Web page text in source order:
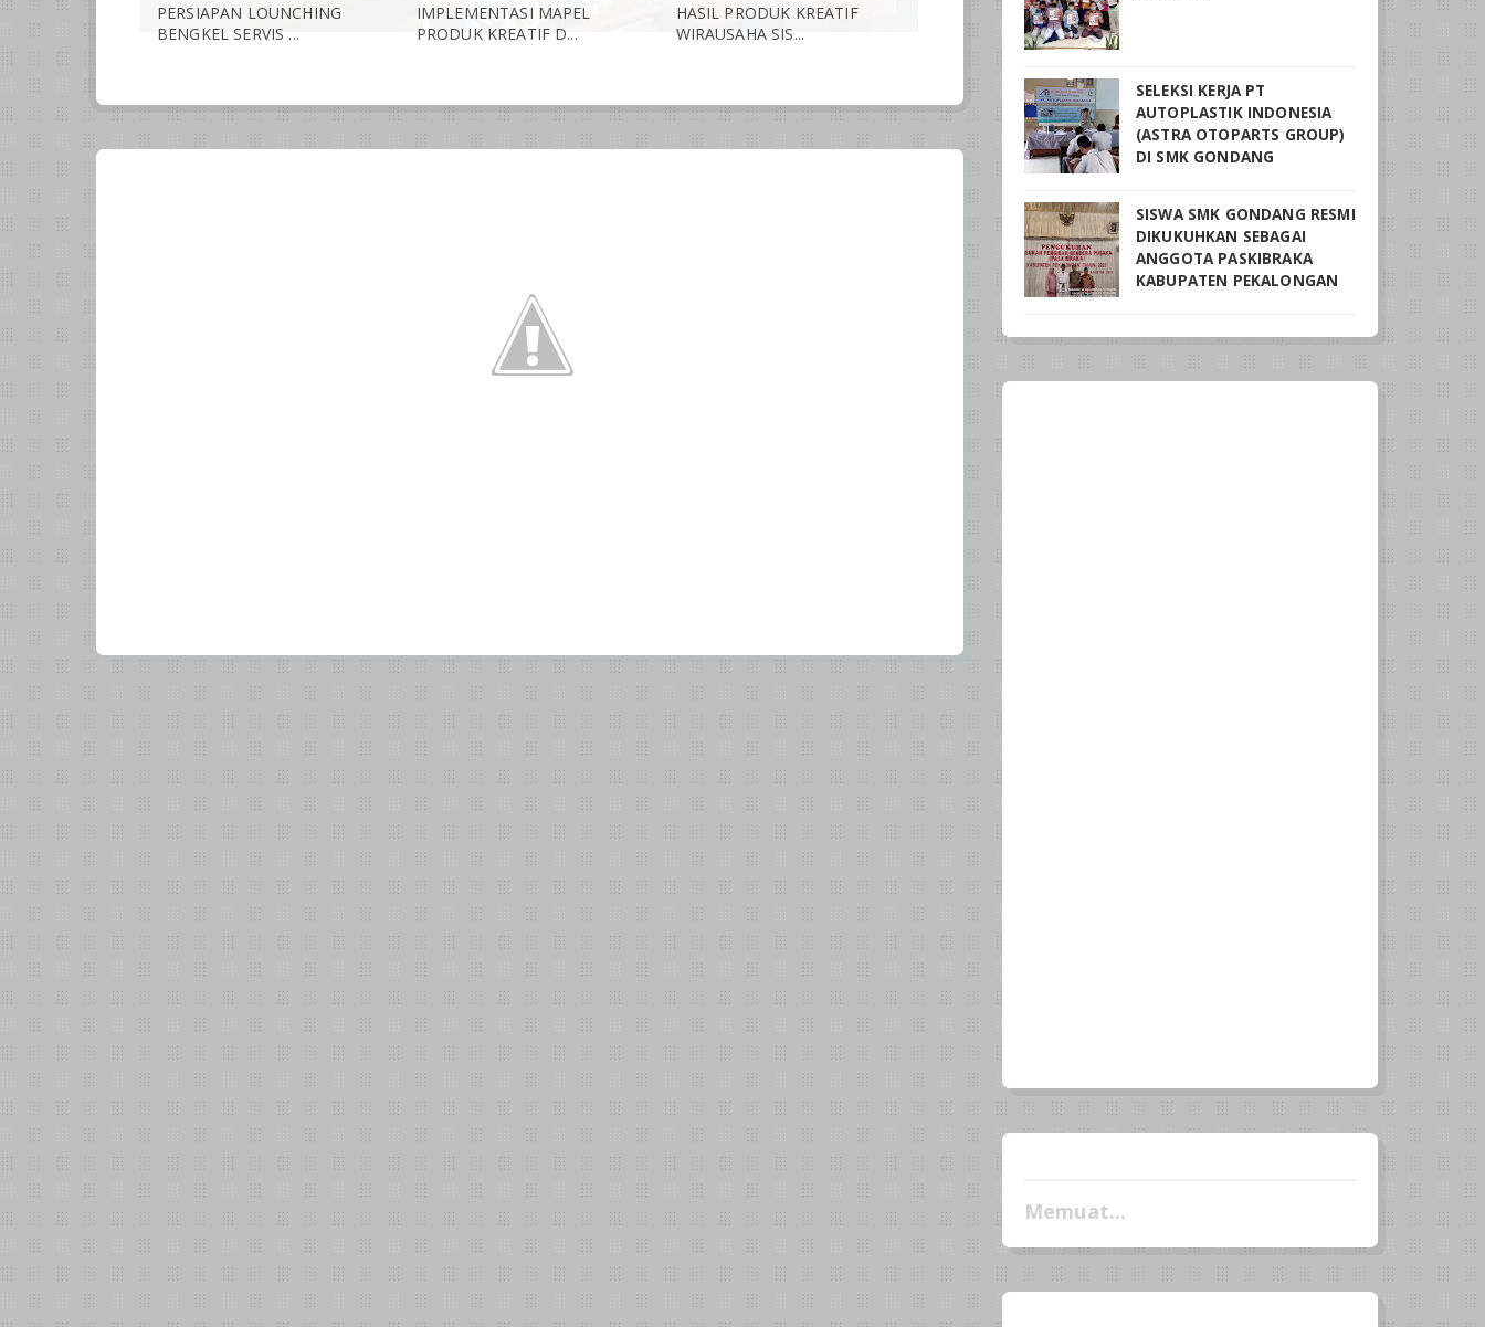
PERSIAPAN LOUNCHING
BENGKEL SERVIS ...
IMPLEMENTASI MAPEL
PRODUK KREATIF D...
HASIL PRODUK KREATIF
WIRAUSAHA SIS...
SELEKSI KERJA PT
AUTOPLASTIK INDONESIA
(ASTRA OTOPARTS GROUP)
DI SMK GONDANG
SISWA SMK GONDANG RESMI
DIKUKUHKAN SEBAGAI
ANGGOTA PASKIBRAKA
KABUPATEN PEKALONGAN
Memuat...